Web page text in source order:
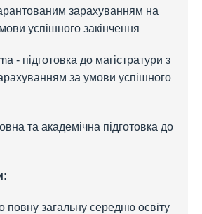
зарахуванням на
успішного закінчення
- підготовка до магістратури з
за умови успішного
та академічна підготовка до
повну загальну середню освіту